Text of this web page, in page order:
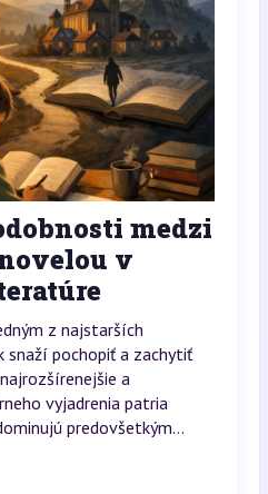
medzi
v
z najstarších
snaží pochopiť a zachytiť
a
vyjadrenia patria
predovšetkým...